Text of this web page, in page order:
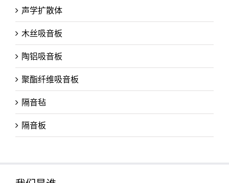
声学扩散体
木丝吸音板
陶铝吸音板
聚酯纤维吸音板
隔音毡
隔音板